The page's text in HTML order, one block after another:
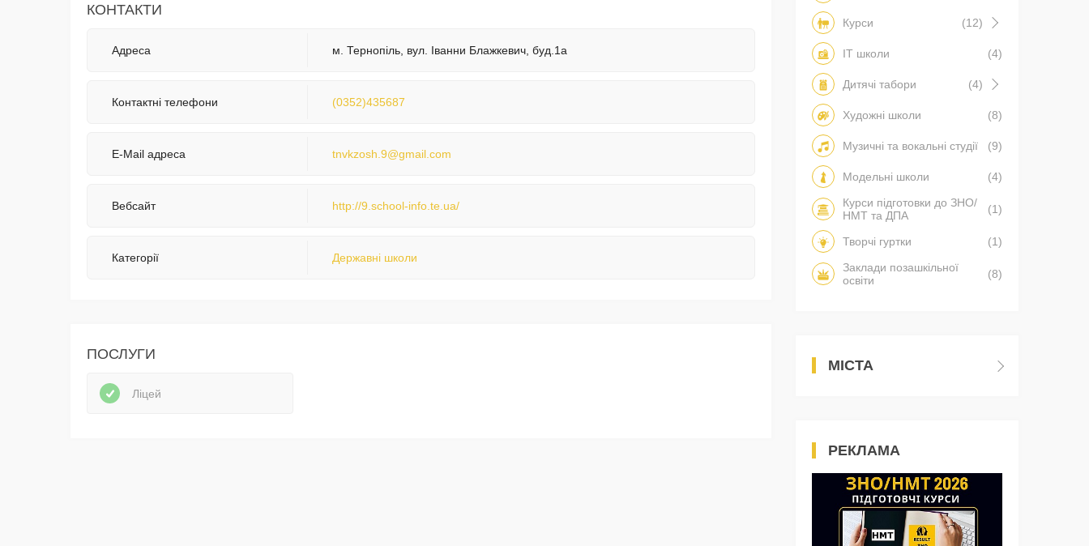
КОНТАКТИ
Адреса м. Тернопіль, вул. Іванни Блажкевич, буд.1а
Контактні телефони (0352)435687
E-Mail адреса tnvkzosh.9@gmail.com
Вебсайт http://9.school-info.te.ua/
Категорії Державні школи
ПОСЛУГИ
Ліцей
Курси (12)
IT школи (4)
Дитячі табори (4)
Художні школи (8)
Музичні та вокальні студії (9)
Модельні школи
(4)
Курси підготовки до ЗНО/
НМТ та ДПА
(1)
Творчі гуртки
(1)
Заклади позашкільної
освіти
(8)
МІСТА
РЕКЛАМА